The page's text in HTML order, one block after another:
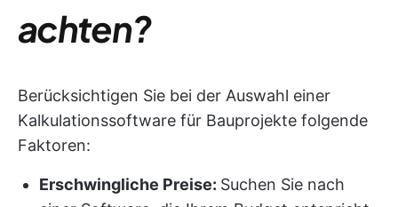
achten?
Berücksichtigen Sie bei der Auswahl einer
Kalkulationssoftware für Bauprojekte folgende
Faktoren:
Erschwingliche Preise: Suchen Sie nach